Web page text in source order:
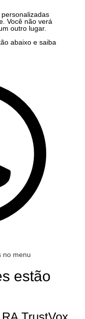
Você não verá
outro lugar.
abaixo e saiba
no menu
estão